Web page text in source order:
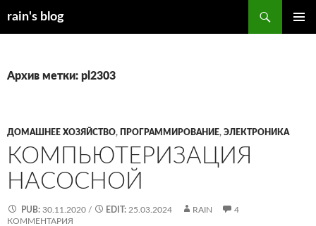
rain's blog
Архив метки: pl2303
ДОМАШНЕЕ ХОЗЯЙСТВО, ПРОГРАММИРОВАНИЕ, ЭЛЕКТРОНИКА
КОМПЬЮТЕРИЗАЦИЯ
НАСОСНОЙ
PUB: 30.11.2020 / EDIT: 25.03.2024 RAIN
4
КОММЕНТАРИЯ